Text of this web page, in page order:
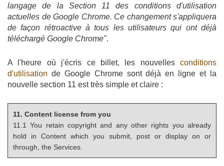
langage de la Section 11 des conditions d'utilisation
actuelles de Google Chrome. Ce changement s'appliquera
de façon rétroactive à tous les utilisateurs qui ont déjà
téléchargé Google Chrome".
A l'heure où j'écris ce billet, les nouvelles conditions
d'utilisation de Google Chrome sont déjà en ligne et la
nouvelle section 11 est très simple et claire :
11. Content license from you
11.1 You retain copyright and any other rights you already
hold in Content which you submit, post or display on or
through, the Services.